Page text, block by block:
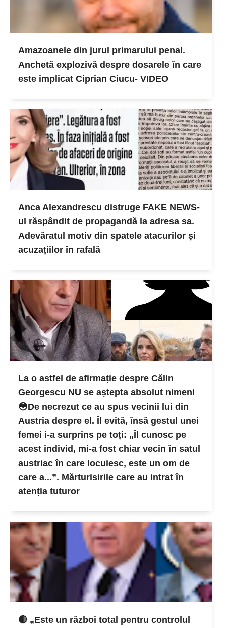
Amazoanele din jurul primarului penal.
Anchetă explozivă despre dosarele în care
este implicat Ciprian Ciucu- VIDEO
Anca Alexandrescu distruge FAKE NEWS-
ul răspândit de propagandă la adresa sa.
Adevăratul motiv din spatele atacurilor și
acuzațiilor în rafală
La o astfel de afirmație despre Călin
Georgescu NU se aștepta absolut nimeni
😳De necrezut ce au spus vecinii lui din
Austria despre el. Îl evită, însă gestul unei
femei i-a surprins pe toți: „Îl cunosc pe
acest individ, mi-a fost chiar vecin în satul
austriac în care locuiesc, este un om de
care a...”. Mărturisirile care au intrat în
atenția tuturor
🔴 „Este un război total pentru controlul